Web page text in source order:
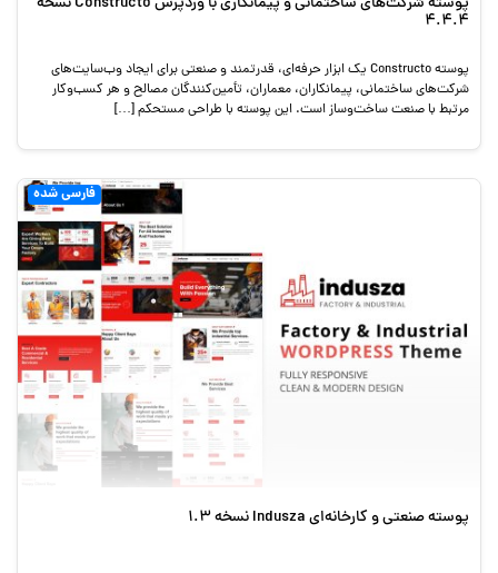
4.4.4
پوسته Constructo یک ابزار حرفه‌ای، قدرتمند و صنعتی برای ایجاد وب‌سایت‌های
شرکت‌های ساختمانی، پیمانکاران، معماران، تأمین‌کنندگان مصالح و هر کسب‌وکار
مرتبط با صنعت ساخت‌وساز است. این پوسته با طراحی مستحکم […]
فارسی شده
پوسته صنعتی و کارخانه‌ای Indusza نسخه 1.3